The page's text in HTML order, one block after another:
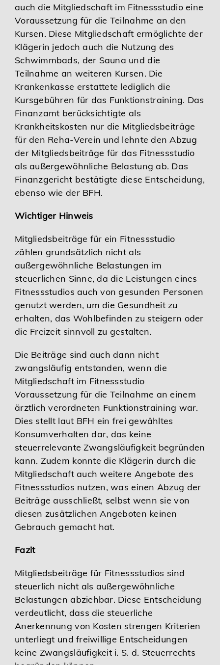
auch die Mitgliedschaft im Fitnessstudio eine
Voraussetzung für die Teilnahme an den
Kursen. Diese Mitgliedschaft ermöglichte der
Klägerin jedoch auch die Nutzung des
Schwimmbads, der Sauna und die
Teilnahme an weiteren Kursen. Die
Krankenkasse erstattete lediglich die
Kursgebühren für das Funktionstraining. Das
Finanzamt berücksichtigte als
Krankheitskosten nur die Mitgliedsbeiträge
für den Reha-Verein und lehnte den Abzug
der Mitgliedsbeiträge für das Fitnessstudio
als außergewöhnliche Belastung ab. Das
Finanzgericht bestätigte diese Entscheidung,
ebenso wie der BFH.
Wichtiger Hinweis
Mitgliedsbeiträge für ein Fitnessstudio
zählen grundsätzlich nicht als
außergewöhnliche Belastungen im
steuerlichen Sinne, da die Leistungen eines
Fitnessstudios auch von gesunden Personen
genutzt werden, um die Gesundheit zu
erhalten, das Wohlbefinden zu steigern oder
die Freizeit sinnvoll zu gestalten.
Die Beiträge sind auch dann nicht
zwangsläufig entstanden, wenn die
Mitgliedschaft im Fitnessstudio
Voraussetzung für die Teilnahme an einem
ärztlich verordneten Funktionstraining war.
Dies stellt laut BFH ein frei gewähltes
Konsumverhalten dar, das keine
steuerrelevante Zwangsläufigkeit begründen
kann. Zudem konnte die Klägerin durch die
Mitgliedschaft auch weitere Angebote des
Fitnessstudios nutzen, was einen Abzug der
Beiträge ausschließt, selbst wenn sie von
diesen zusätzlichen Angeboten keinen
Gebrauch gemacht hat.
Fazit
Mitgliedsbeiträge für Fitnessstudios sind
steuerlich nicht als außergewöhnliche
Belastungen abziehbar. Diese Entscheidung
verdeutlicht, dass die steuerliche
Anerkennung von Kosten strengen Kriterien
unterliegt und freiwillige Entscheidungen
keine Zwangsläufigkeit i. S. d. Steuerrechts